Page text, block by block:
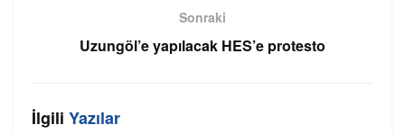
Sonraki
Uzungöl’e yapılacak HES’e protesto
İlgili Yazılar